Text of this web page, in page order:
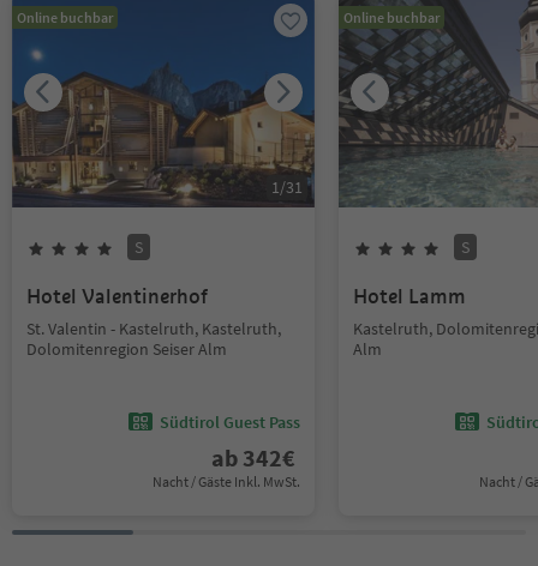
Online buchbar
1/31
S
Hotel Valentinerhof
St. Valentin - Kastelruth, Kastelruth,
Dolomitenregion Seiser Alm
Südtirol Guest Pass
ab 342€
Nacht / Gäste Inkl. MwSt.
Online buchbar
S
Hotel Lamm
Kastelruth,
Alm
Nacht /